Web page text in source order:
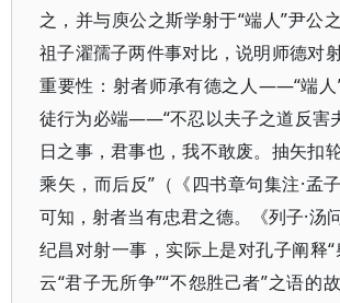
之，并与庾公之斯学射于“端人”尹公
祖子濯孺子两件事对比，说明师德对
重要性：射者师承有德之人——“端人
徒行为必端——“不忍以夫子之道反害
日之事，君事也，我不敢废。抽矢扣
乘矢，而后反”（《四书章句集注·孟
可知，射者当有忠君之德。《列子·汤
纪昌对射一事，实际上是对孔子阐释“
云“君子无所争”“不怨胜己者”之语的